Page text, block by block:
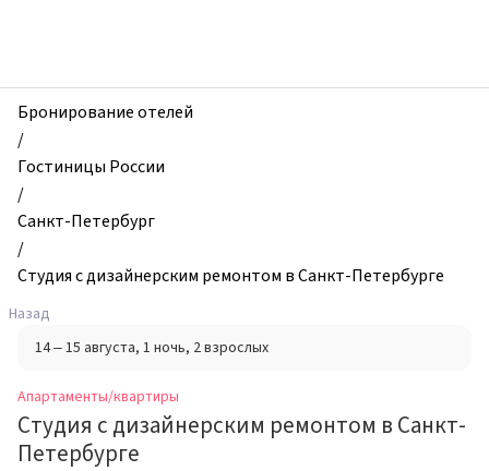
и
квартиры,
Студия
дизайнерским
ремонтом
в
Санкт-
Петербурге,
Санкт-
Петербург,
Россия
Бронирование отелей
/
Гостиницы России
/
Санкт-Петербург
/
Студия с дизайнерским ремонтом в Санкт-Петербурге
Назад
14 – 15 августа, 1 ночь, 2 взрослых
Апартаменты/квартиры
Студия с дизайнерским ремонтом в Санкт-
Петербурге